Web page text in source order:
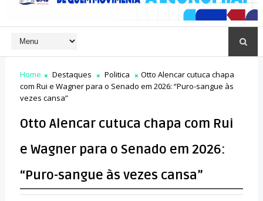
Home Destaques Politica
Otto Alencar cutuca chapa
com Rui e Wagner para o Senado em 2026: “Puro-sangue às
vezes cansa”
Otto Alencar cutuca chapa com Rui
e Wagner para o Senado em 2026:
“Puro-sangue às vezes cansa”